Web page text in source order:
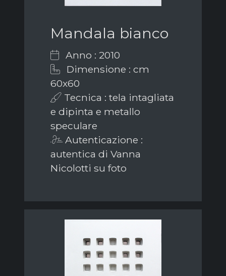
Mandala bianco
Anno : 2010
Dimensione : cm
60x60
Tecnica : tela intagliata
e dipinta e metallo
speculare
Autenticazione :
autentica di Vanna
Nicolotti su foto